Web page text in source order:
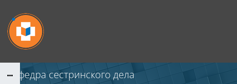
Кафедра сестринского дела